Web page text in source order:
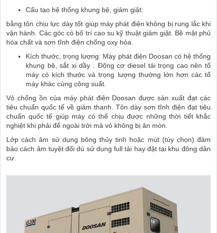
Cấu tạo hệ thống khung bệ, giảm giật:
bằng tôn chịu lực dày tốt giúp máy phát điện không bị rung lắc khi
vận hành. Các góc có bố trí cao su kỹ thuật giảm giật. Bề mặt phủ
hóa chất và sơn tĩnh điện chống oxy hóa.
Kích thước, trọng lượng: Máy phát điện Doosan có hệ thống
khung bệ, sắt xi dầy . Động cơ diesel tải trọng cao nên tổ
máy có kích thước và trọng lượng thường lớn hơn các tổ
máy khác cùng công suất.
Vỏ chống ồn của máy phát điện Doosan được sản xuất đạt các
tiêu chuẩn quốc tế về giảm thanh. Tôn dày sơn tĩnh điện đạt tiêu
chuẩn quốc tế giúp máy có thể chịu được những thời tiết khắc
nghiệt khi phải để ngoài trời mà vỏ không bị ăn mòn.
Lớp cách âm sử dụng bông thủy tinh hoặc mút (tùy chọn) đảm
bảo cách âm tuyệt đối dù sử dụng full tải hay đặt tại khu đông dân
cư.